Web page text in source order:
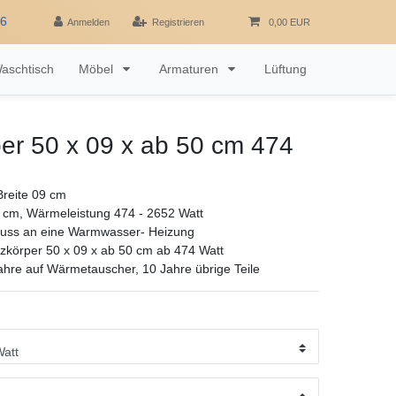
Anmelden Registrieren 0,00 EUR
Möbel Armaturen Lüftung
50 x 09 x ab 50 cm 474
09 cm
Wärmeleistung 474 - 2652 Watt
an eine Warmwasser- Heizung
50 x 09 x ab 50 cm ab 474 Watt
auf Wärmetauscher, 10 Jahre übrige Teile